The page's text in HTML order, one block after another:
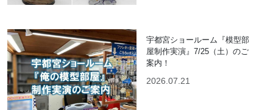
宇都宮ショールーム『模型部
屋制作実演』7/25（土）のご
案内！
2026.07.21